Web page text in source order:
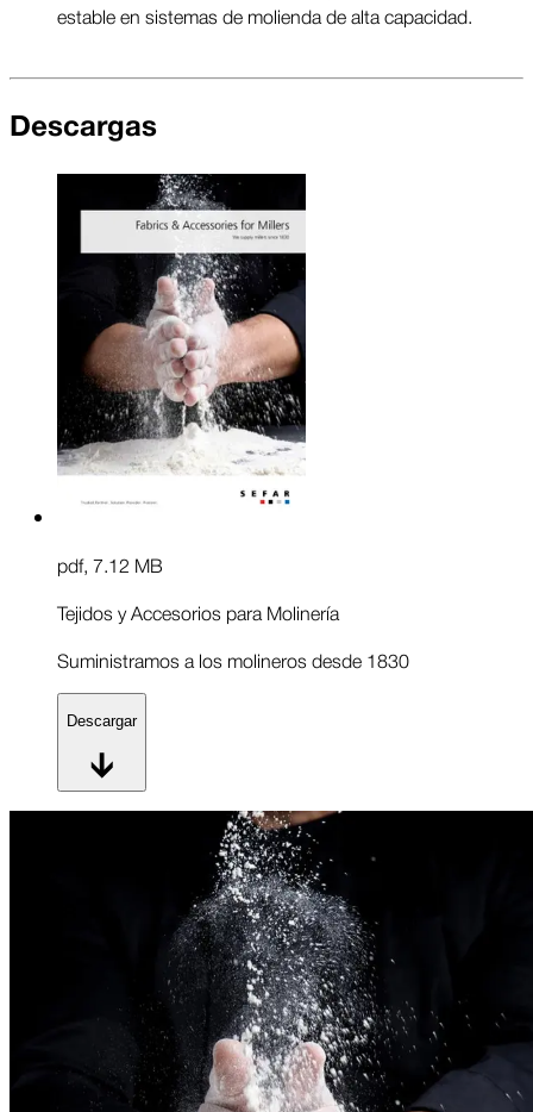
estable en sistemas de molienda de alta capacidad.
Descargas
pdf, 7.12 MB
Tejidos y Accesorios para Molinería
Suministramos a los molineros desde 1830
Descargar